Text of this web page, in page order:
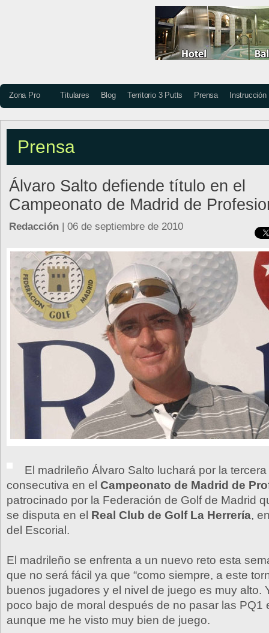
Zona Pro Titulares Blog Territorio 3 Putts Prensa Instrucción
Prensa
Álvaro Salto defiende título en el
Campeonato de Madrid de
Redacción | 06 de septiembre de 2010
El madrileño Álvaro Salto luchará por la
consecutiva en el Campeonato de Madrid de
patrocinado por la Federación de Golf de Madrid
se disputa en el Real Club de Golf La Herrería,
del Escorial.
El madrileño se enfrenta a un nuevo reto esta
que no será fácil ya que “como siempre, a este
buenos jugadores y el nivel de juego es muy alto.
poco bajo de moral después de no pasar las PQ1
aunque me he visto muy bien de juego.